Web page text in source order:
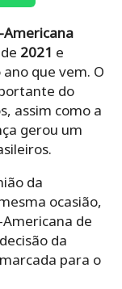
Americana
2021 e
que vem. O
do
assim como a
gerou um
da
ocasião,
de
da
para o